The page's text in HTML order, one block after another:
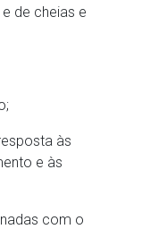
de cheias e
às
e às
com o